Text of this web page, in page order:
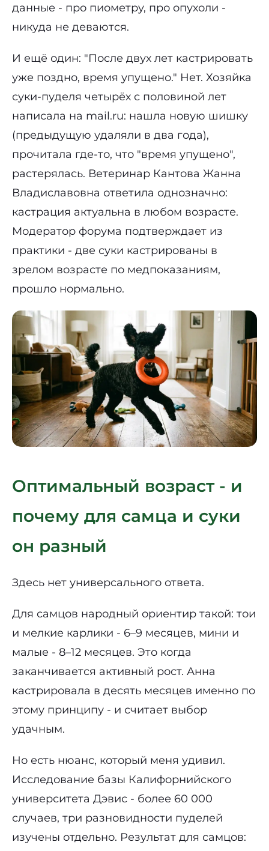
данные - про пиометру, про опухоли -
никуда не деваются.
И ещё один: "После двух лет кастрировать
уже поздно, время упущено." Нет. Хозяйка
суки-пуделя четырёх с половиной лет
написала на mail.ru: нашла новую шишку
(предыдущую удаляли в два года),
прочитала где-то, что "время упущено",
растерялась. Ветеринар Кантова Жанна
Владиславовна ответила однозначно:
кастрация актуальна в любом возрасте.
Модератор форума подтверждает из
практики - две суки кастрированы в
зрелом возрасте по медпоказаниям,
прошло нормально.
Оптимальный возраст - и
почему для самца и суки
он разный
Здесь нет универсального ответа.
Для самцов народный ориентир такой: тои
и мелкие карлики - 6–9 месяцев, мини и
малые - 8–12 месяцев. Это когда
заканчивается активный рост. Анна
кастрировала в десять месяцев именно по
этому принципу - и считает выбор
удачным.
Но есть нюанс, который меня удивил.
Исследование базы Калифорнийского
университета Дэвис - более 60 000
случаев, три разновидности пуделей
изучены отдельно. Результат для самцов: